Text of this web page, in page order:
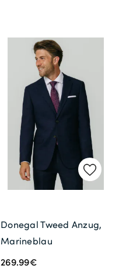
Donegal Tweed Anzug,
Marineblau
269.99€